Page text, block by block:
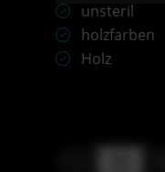
unsteril
holzfarben
Holz